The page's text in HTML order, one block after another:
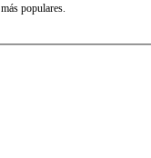
populares.